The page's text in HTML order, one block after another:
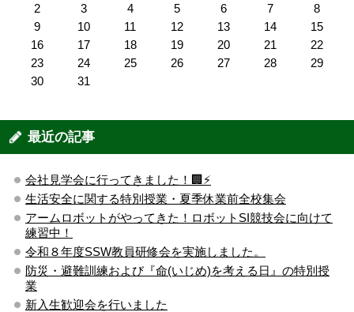
2
3 4 5 6 7
8
9
10 11 12 13 14
15
16
17 18 19 20 21
22
23
24 25 26 27 28
29
30
31
最近の記事
会社見学会に行ってきました！🏢⚡️
生活安全に関する特別授業・夏季休業前全校集会
アームロボットがやってきた！ロボットSI競技会に向けて
練習中！
令和８年度SSW教員研修会を実施しました。
防災・避難訓練および『命(いじめ)を考える日』の特別授
業
新入生歓迎会を行いました